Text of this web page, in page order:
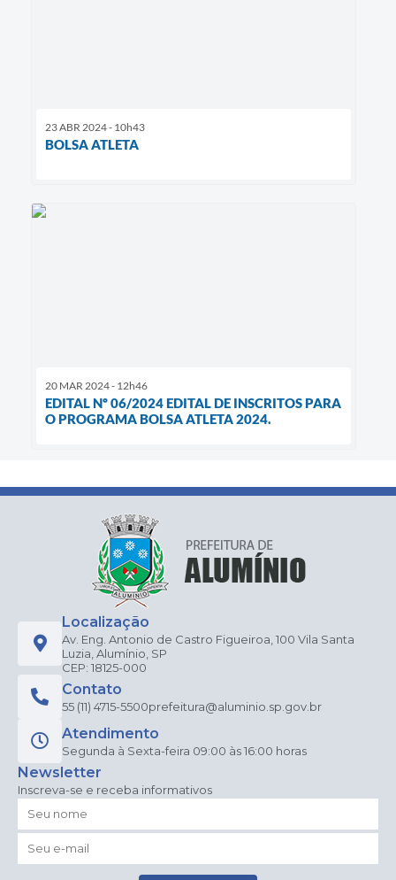
23 ABR 2024 - 10h43
BOLSA ATLETA
20 MAR 2024 - 12h46
EDITAL Nº 06/2024 EDITAL DE INSCRITOS PARA
O PROGRAMA BOLSA ATLETA 2024.
Localização
Av. Eng. Antonio de Castro Figueiroa, 100 Vila Santa
Luzia, Alumínio, SP
CEP: 18125-000
Contato
55 (11) 4715-5500prefeitura@aluminio.sp.gov.br
Atendimento
Segunda à Sexta-feira 09:00 às 16:00 horas
Newsletter
Inscreva-se e receba informativos